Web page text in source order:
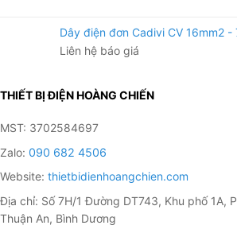
Mặt trước và mặt sau đèn
Dây điện đơn Cadivi CV 16mm2 -
Liên hệ báo giá
THIẾT BỊ ĐIỆN HOÀNG CHIẾN
MST: 3702584697
Zalo: 090 682 4506
Website: thietbidienhoangchien.com
Địa chỉ: Số 7H/1 Đường DT743, Khu phố 1A,
Thuận An, Bình Dương